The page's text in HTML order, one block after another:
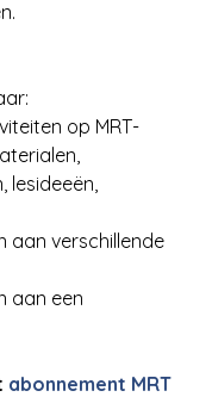
op MRT-
lesideeën,
aan verschillende
aan een
abonnement MRT